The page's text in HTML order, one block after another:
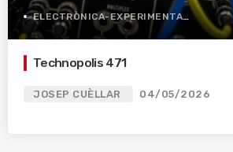
ELECTRÒNICA-EXPERIMENTAL
Technopolis 471
JOSEP CUÈLLAR 04/05/2026